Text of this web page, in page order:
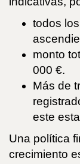
todos
monto
000 €.
Más de
este
Una política
crecimiento